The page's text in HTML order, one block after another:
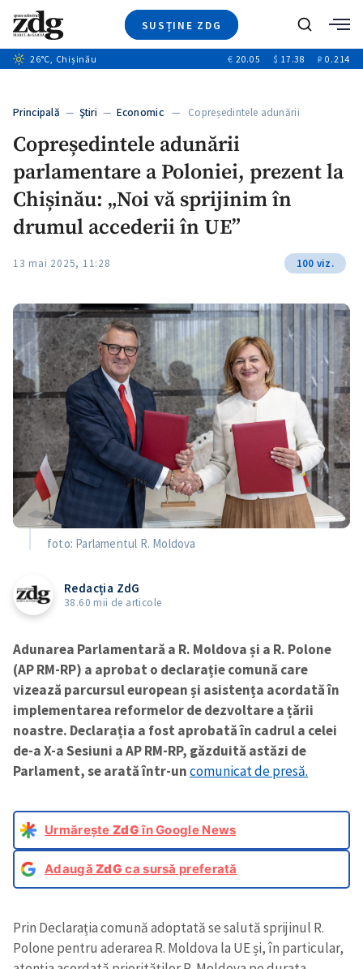
SUSȚINE ZDG
Ştiri
+13
Special
Blog
Caută
26°C, Chișinău € 20.05 $ 17.38 ₽ 0.214
Principală — Ştiri — Economic— Copreședintele adunării
Copreședintele adunării
parlamentare a Poloniei, prezent la
Chișinău: „Noi vă sprijinim în
drumul accederii în UE”
13 mai 2025, 11:28 100 viz.
foto: Parlamentul R. Moldova
Redacția ZdG
38.60 mii de articole
Adunarea Parlamentară a R. Moldova și a R. Polone
(AP RM-RP) a aprobat o declarație comună care
vizează parcursul european și asistența acordată în
implementarea reformelor de dezvoltare a țării
noastre. Declarația a fost aprobată în cadrul a celei
de-a X-a Sesiuni a AP RM-RP, găzduită astăzi de
Parlament, se arată într-uncomunicat de presă.
Urmărește ZdGîn Google News
AdaugăZdG ca sursă preferată
Prin Declarația comună adoptată se salută sprijinul R.
Polone pentru aderarea R. Moldova la UE și, în particular,